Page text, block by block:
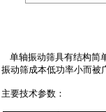
单轴振动筛具有结构简
振动筛成本低功率小而被
主要技术参数：